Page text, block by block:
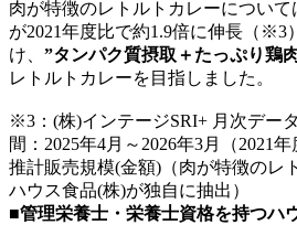
肉が特徴のレトルトカレーについ
が2021年度比で約1.9倍に伸長（※3
け、 ”タンパク質摂取＋たっぷり鶏
レトルトカレーを目指しました。
※3：(株)インテージSRI+ 月次デー
間：2025年4月～2026年3月（2021年
推計販売規模(金額)（肉が特徴のレ
ハウス食品(株)が独自に抽出）
■管理栄養士・栄養士資格を持つハ